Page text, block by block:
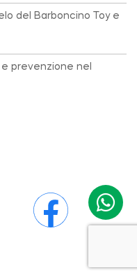
del Barboncino Toy e
prevenzione nel